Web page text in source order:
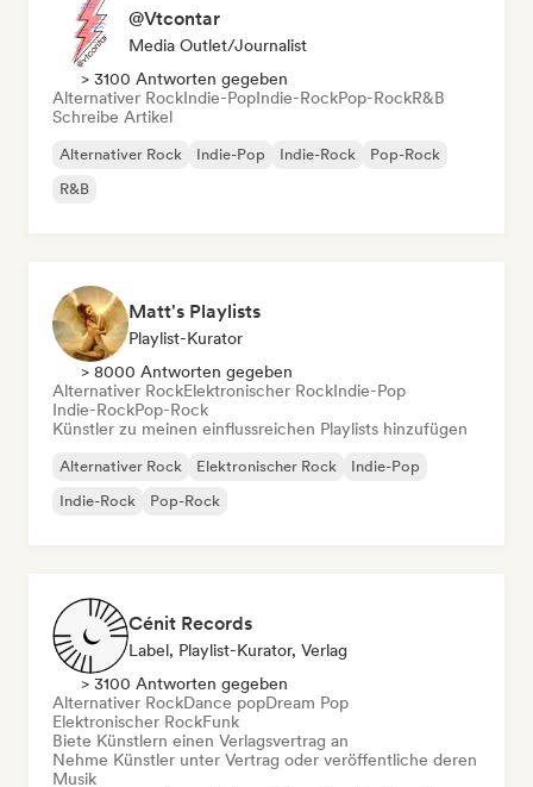
@Vtcontar
Media Outlet/Journalist
> 3100 Antworten gegeben
Alternativer RockIndie-PopIndie-RockPop-RockR&B
Schreibe Artikel
Alternativer Rock Indie-Pop Indie-Rock
Pop-Rock
R&B
Matt's Playlists
Playlist-Kurator
> 8000 Antworten gegeben
Alternativer RockElektronischer RockIndie-Pop
Indie-RockPop-Rock
Künstler zu meinen einflussreichen Playlists hinzufügen
Alternativer Rock Elektronischer Rock
Indie-Pop
Indie-Rock
Pop-Rock
Cénit Records
Label, Playlist-Kurator, Verlag
> 3100 Antworten gegeben
Alternativer RockDance popDream Pop
Elektronischer RockFunk
Biete Künstlern einen Verlagsvertrag an
Nehme Künstler unter Vertrag oder veröffentliche deren
Musik